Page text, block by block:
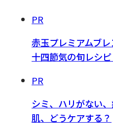
PR
赤玉プレミアムブ
十四節気の旬レシ
PR
シミ、ハリがない
肌、どうケアする？